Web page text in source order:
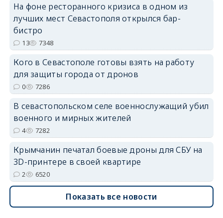
erid: 2SDnjdvhGXG
На фоне ресторанного кризиса в одном из
лучших мест Севастополя открылся бар-
бистро
13 7348
Кого в Севастополе готовы взять на работу
для защиты города от дронов
0 7286
В севастопольском селе военнослужащий убил
военного и мирных жителей
4 7282
Крымчанин печатал боевые дроны для СБУ на
3D-принтере в своей квартире
2 6520
Показать все новости